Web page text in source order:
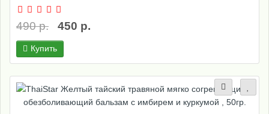
490 р. 450 р.
Купить